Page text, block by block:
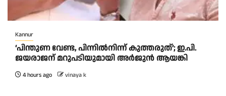
Kannur
‘പിന്തുണ വേണ്ട, പിന്നിൽനിന്ന് കുത്തരുത്’; ഇ.പി.
ജയരാജന് മറുപടിയുമായി അർജുൻ ആയങ്കി
4 hours ago vinaya k